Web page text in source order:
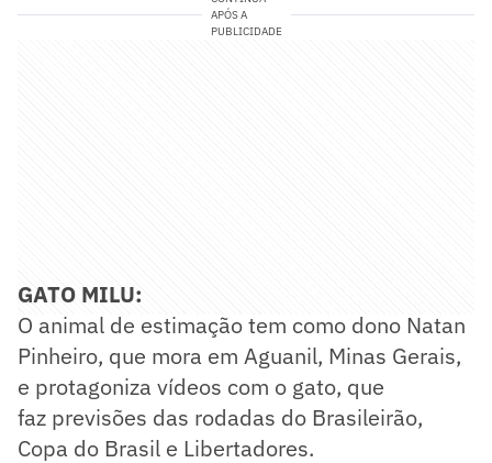
APÓS A
PUBLICIDADE
GATO MILU:
O animal de estimação tem como dono Natan
Pinheiro, que mora em Aguanil, Minas Gerais,
e protagoniza vídeos com o gato, que
faz previsões das rodadas do Brasileirão,
Copa do Brasil e Libertadores.